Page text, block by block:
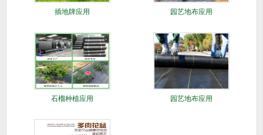
插地牌应用 园艺地布应用
石榴种植应用 园艺地布应用